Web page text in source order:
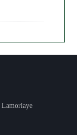
Lamorlaye((öffnet ein